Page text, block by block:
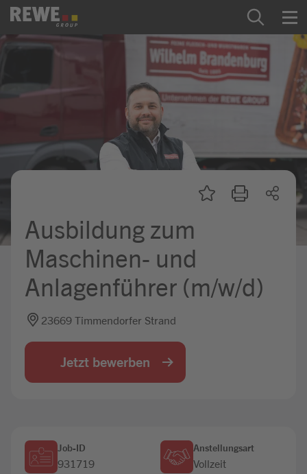
Zum Inhalt springen
Startseite
REWE Group als Arbeitgeber
Ausbildung & Studium
Praktikum & Werkstudium
Mein Kandidat:innenprofil
Jobbörse
Ausbildung zum
Maschinen- und
Anlagenführer (m/w/d)
23669 Timmendorfer Strand
Jetzt bewerben
Job-ID
931719
Anstellungsart
Vollzeit